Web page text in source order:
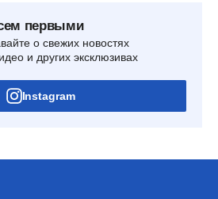
первыми
о свежих новостях
и других эксклюзивах
Instagram